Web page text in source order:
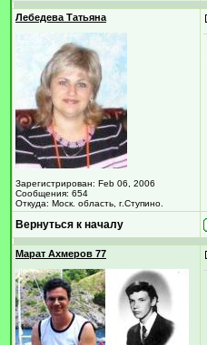
Лебедева Татьяна
Зарегистрирован: Feb 06, 2006
Сообщения: 654
Откуда: Моск. область, г.Ступино.
Вернуться к началу
Марат Ахмеров 77